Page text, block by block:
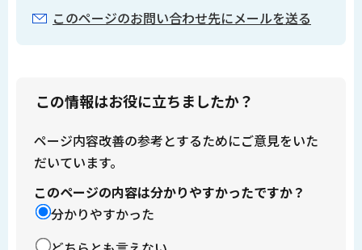
このページのお問い合わせ先にメールを送る
この情報はお役に立ちましたか？
ページ内容改善の参考とするためにご意見をいた
だいています。
このページの内容は分かりやすかったですか？
分かりやすかった